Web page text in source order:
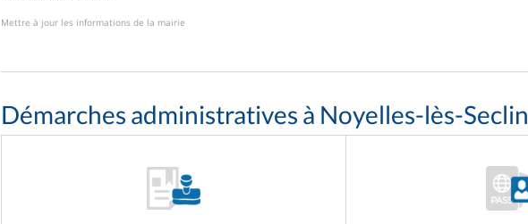
Mettre à jour les informations de la mairie
Démarches administratives à Noyelles-lès-Seclin